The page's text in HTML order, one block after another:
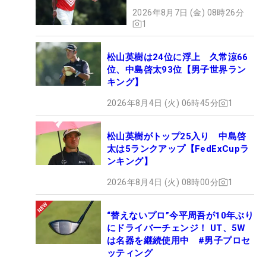
2026年8月7日 (金) 08時26分
1
松山英樹は24位に浮上 久常涼66
位、中島啓太93位【男子世界ラン
キング】
2026年8月4日 (火) 06時45分 1
松山英樹がトップ25入り 中島啓
太は5ランクアップ【FedExCupラ
ンキング】
2026年8月4日 (火) 08時00分 1
“替えないプロ”今平周吾が10年ぶり
にドライバーチェンジ！ UT、5W
は名器を継続使用中 #男子プロセ
ッティング